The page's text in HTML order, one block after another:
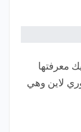
معرفتها
لاين وهي